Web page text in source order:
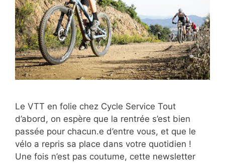
Le VTT en folie chez Cycle Service Tout
d’abord, on espère que la rentrée s’est bien
passée pour chacun.e d’entre vous, et que le
vélo a repris sa place dans votre quotidien !
Une fois n’est pas coutume, cette newsletter